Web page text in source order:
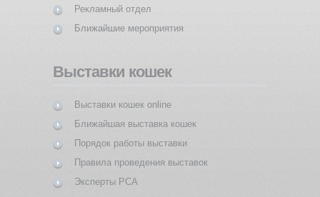
Рекламный отдел
Ближайшие мероприятия
Выставки кошек
Выставки кошек online
Ближайшая выставка кошек
Порядок работы выставки
Правила проведения выставок
Эксперты PCA